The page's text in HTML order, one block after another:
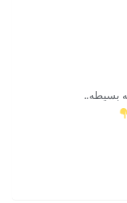
بسيطه..